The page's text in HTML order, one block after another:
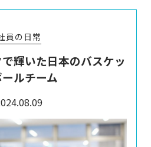
員の日常
輝いた日本のバスケッ
ールチーム